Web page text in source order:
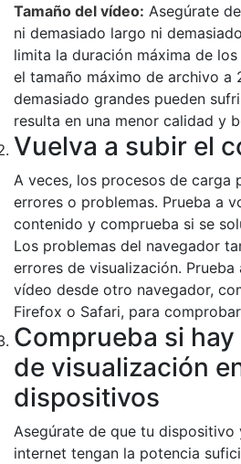
Tamaño del vídeo: Asegúrate
ni demasiado largo ni
limita la duración máxima de
el tamaño máximo de archivo a
demasiado grandes pueden
resulta en una menor calidad y
Vuelva a subir el
A veces, los procesos de carga
errores o problemas. Prueba a
contenido y comprueba si se
Los problemas del navegador
errores de visualización.
vídeo desde otro navegador,
Firefox o Safari, para
Comprueba si
de visualización
dispositivos
Asegúrate de que tu dispositivo
internet tengan la potencia